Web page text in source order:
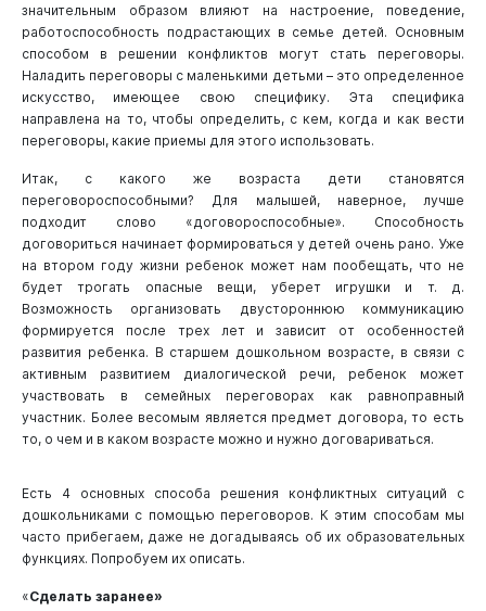
значительным образом влияют на настроение, поведение,
работоспособность подрастающих в семье детей. Основным
способом в решении конфликтов могут стать переговоры.
Наладить переговоры с маленькими детьми – это определенное
искусство, имеющее свою специфику. Эта специфика
направлена на то, чтобы определить, с кем, когда и как вести
переговоры, какие приемы для этого использовать.
Итак, с какого же возраста дети становятся
переговороспособными? Для малышей, наверное, лучше
подходит слово «договороспособные». Способность
договориться начинает формироваться у детей очень рано. Уже
на втором году жизни ребенок может нам пообещать, что не
будет трогать опасные вещи, уберет игрушки и т. д.
Возможность организовать двустороннюю коммуникацию
формируется после трех лет и зависит от особенностей
развития ребенка. В старшем дошкольном возрасте, в связи с
активным развитием диалогической речи, ребенок может
участвовать в семейных переговорах как равноправный
участник. Более весомым является предмет договора, то есть
то, о чем и в каком возрасте можно и нужно договариваться.
Есть 4 основных способа решения конфликтных ситуаций с
дошкольниками с помощью переговоров. К этим способам мы
часто прибегаем, даже не догадываясь об их образовательных
функциях. Попробуем их описать.
«Сделать заранее»